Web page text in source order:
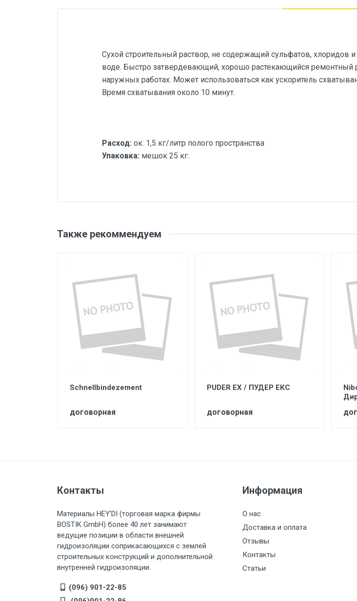
Сухой строительный раствор, не содержащий сульфатов, хлоридов
воде. Быстро затвердевающий, хорошо растекающийся ремонтный
наружных работах. Может использоваться как ускоритель
Время схватывания около 10 минут.
Расход: ок. 1,5 кг/литр полого пространства
Упаковка: мешок 25 кг.
Также рекоммендуем
Schnellbindezement
договорная
PUDER EX / ПУДЕР ЕКС
договорная
Контакты
Материалы HEY’DI (торговая марка фирмы
BOSTIK GmbH) более 40 лет занимают
ведущие позиции в области внешней
гидроизоляции соприкасающихся с землей
строительных конструкций и дополнительной
внутренней гидроизоляции.
(096) 901-22-85
Информация
О нас
Доставка и оплата
Отзывы
Контакты
Статьи